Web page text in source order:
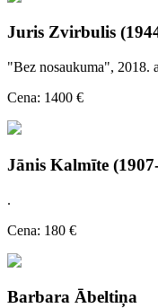
Juris Zvirbulis
"Bez nosaukuma", 2018.
Cena: 1400 €
Jānis Kalmīte
.
Cena: 180 €
Barbara Ābeltiņa